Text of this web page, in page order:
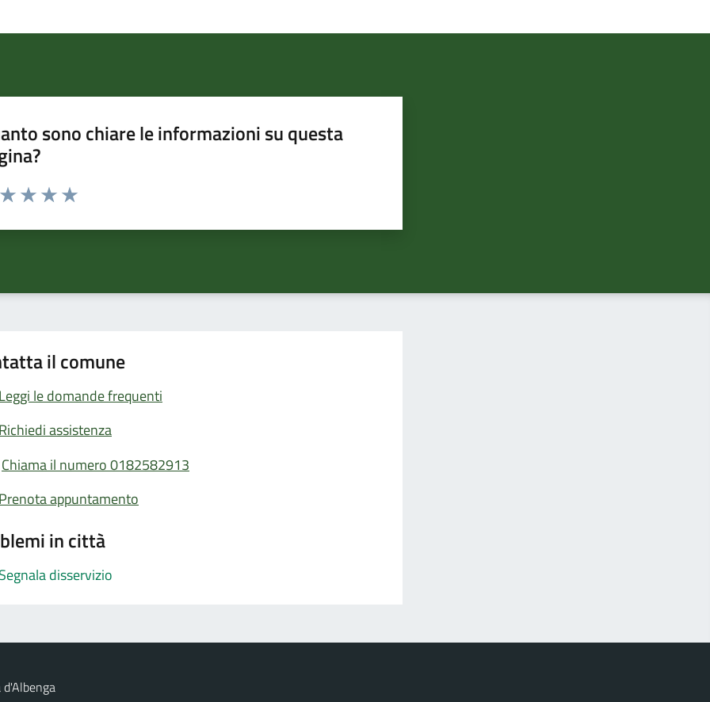
sono chiare le informazioni su questa
da 1 a 5 stelle la pagina
il comune
Leggi le domande frequenti
Richiedi assistenza
Chiama il numero 0182582913
Prenota appuntamento
in città
Segnala disservizio